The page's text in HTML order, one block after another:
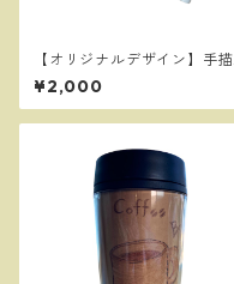
【オリジナルデザイン】手描
きタグ＆デザイン トートBA
G（小）
¥2,000